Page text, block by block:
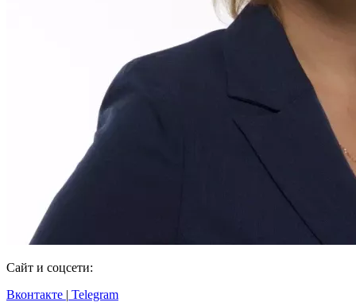
Сайт и соцсети:
Вконтакте | Telegram